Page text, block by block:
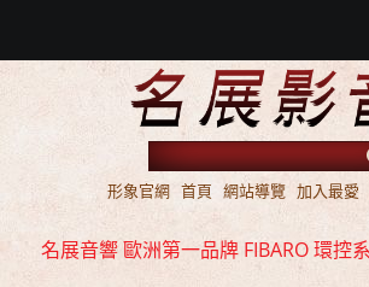
形象官網 首頁 網站導覽 加入最愛
名展音響 2016年 AV 環繞擴大機
名展音響 歐洲第一品牌 FIBARO 環控